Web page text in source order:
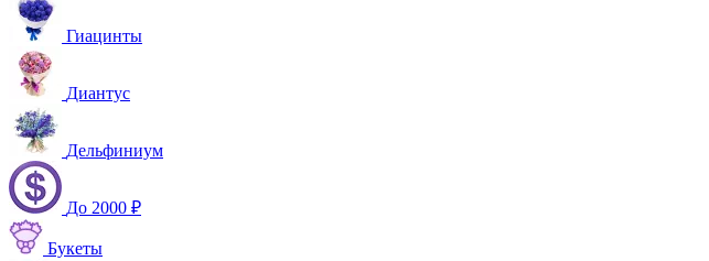
Гиацинты
Диантус
Дельфиниум
До 2000 ₽
Букеты